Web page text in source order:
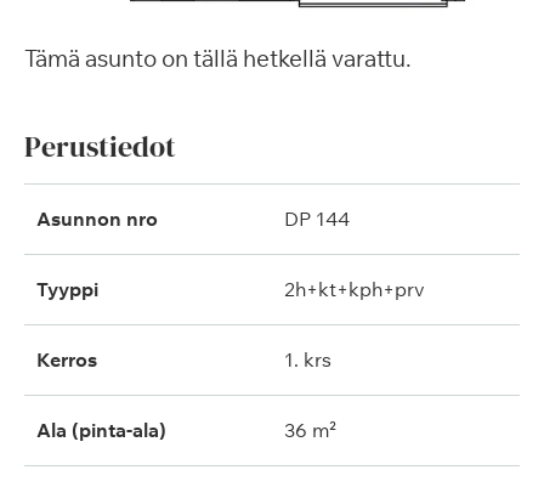
Tämä asunto on tällä hetkellä varattu.
Perustiedot
Asunnon nro DP 144
Tyyppi 2h+kt+kph+prv
Kerros 1. krs
Ala (pinta-ala) 36 m²